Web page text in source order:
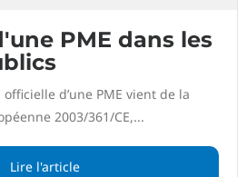
PME dans les
d’une PME vient de la
2003/361/CE,...
Lire l'article